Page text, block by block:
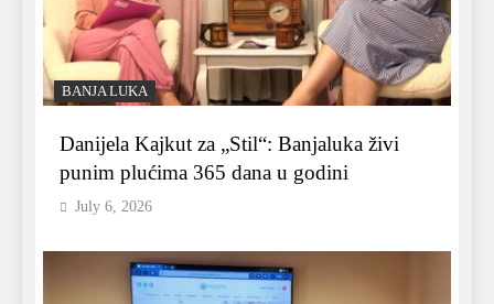
BANJA LUKA
Danijela Kajkut za „Stil“: Banjaluka živi
punim plućima 365 dana u godini
July 6, 2026